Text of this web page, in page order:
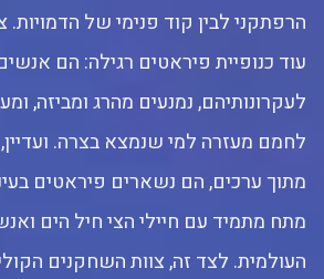
הרפתקני לבין קוד פנימי של הדמויות.
עוד כנופיית פיראטים רגילה: הם
לעקרונותיהם, נמנעים מהרג ומביזה,
לחמם מעזרה למי שנמצא בצרה.
מתוך ערכים, הם נשארים פיראטים
מתח מתמיד עם חיילי הצי חיל הים